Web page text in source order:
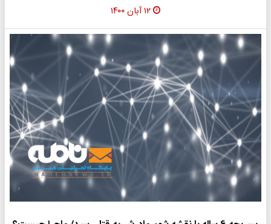
۱۲ آبان ۱۴۰۰